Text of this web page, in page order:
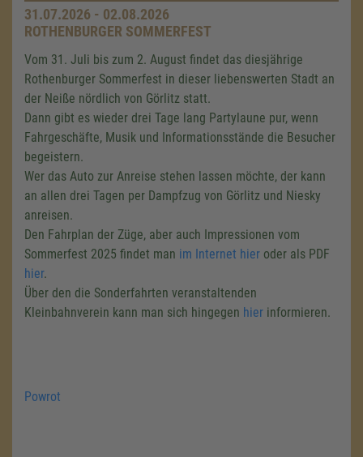
31.07.2026 - 02.08.2026
ROTHENBURGER SOMMERFEST
Vom 31. Juli bis zum 2. August findet das diesjährige
Rothenburger Sommerfest in dieser liebenswerten Stadt an
der Neiße nördlich von Görlitz statt.
Dann gibt es wieder drei Tage lang Partylaune pur, wenn
Fahrgeschäfte, Musik und Informationsstände die Besucher
begeistern.
Wer das Auto zur Anreise stehen lassen möchte, der kann
an allen drei Tagen per Dampfzug von Görlitz und Niesky
anreisen.
Den Fahrplan der Züge, aber auch Impressionen vom
Sommerfest 2025 findet man im Internet hier oder als PDF
hier.
Über den die Sonderfahrten veranstaltenden
Kleinbahnverein kann man sich hingegen hier informieren.
Powrot